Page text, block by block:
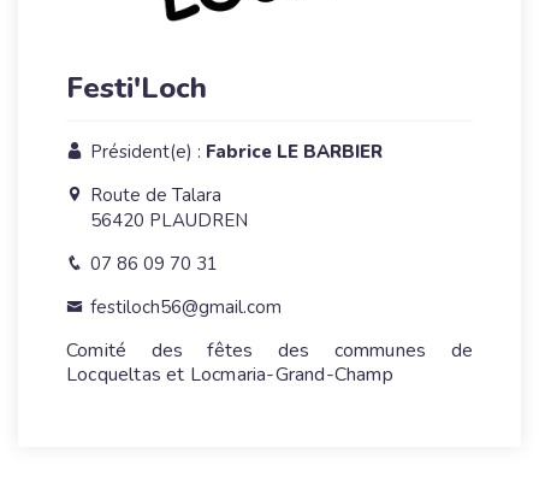
Festi'Loch
Président(e) : Fabrice LE BARBIER
Route de Talara
56420 PLAUDREN
07 86 09 70 31
festiloch56@gmail.com
Comité des fêtes des communes de
Locqueltas et Locmaria-Grand-Champ